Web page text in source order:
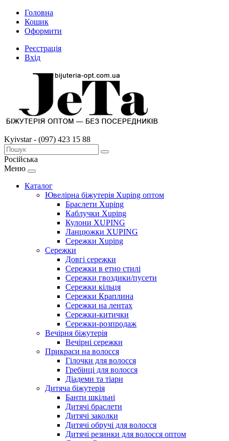
Головна
Кошик
Оформити
Реєстрація
Вхід
Kyivstar - (097) 423 15 88
Російська
Меню
Каталог
Ювелірна біжутерія Xuping оптом
Браслети Xuping
Каблучки Xuping
Кулони XUPING
Ланцюжки XUPING
Сережки Xuping
Сережки
Довгі сережки
Сережки в етно стилі
Сережки гвоздики/пусети
Сережки кільця
Сережки Краплина
Сережки на лентах
Сережки-китички
Сережки-розпродаж
Вечірня біжутерія
Вечірні сережки
Прикраси на волосся
Гілочки для волосся
Гребінці для волосся
Діадеми та тіари
Дитяча біжутерія
Банти шкільні
Дитячі браслети
Дитячі заколки
Дитячі обручі для волосся
Дитячі резинки для волосся оптом